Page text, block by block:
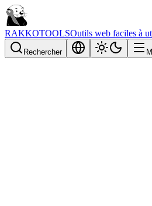
RAKKOTOOLSOutils web faciles à
Rechercher